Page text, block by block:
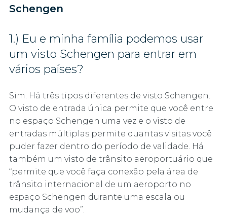
Schengen
1.) Eu e minha família podemos usar
um visto Schengen para entrar em
vários países?
Sim. Há três tipos diferentes de visto Schengen.
O visto de entrada única permite que você entre
no espaço Schengen uma vez e o visto de
entradas múltiplas permite quantas visitas você
puder fazer dentro do período de validade. Há
também um visto de trânsito aeroportuário que
“permite que você faça conexão pela área de
trânsito internacional de um aeroporto no
espaço Schengen durante uma escala ou
mudança de voo”.